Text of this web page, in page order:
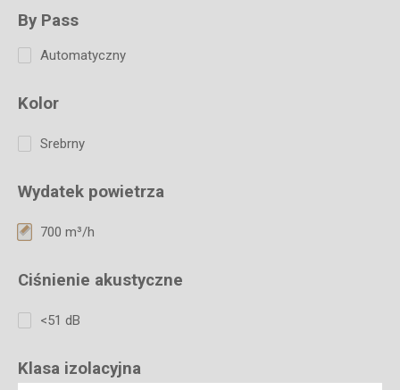
By Pass
Automatyczny
Kolor
Srebrny
Wydatek powietrza
700 m³/h
Ciśnienie akustyczne
<51 dB
Klasa izolacyjna